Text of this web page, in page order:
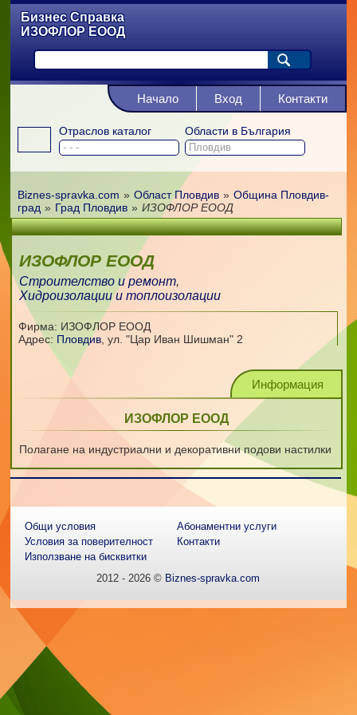
Бизнес Справка
ИЗОФЛОР ЕООД
Отраслов каталог Области в България
Начало Вход Контакти
Biznes-spravka.com » Област Пловдив » Община Пловдив-
град » Град Пловдив » ИЗОФЛОР ЕООД
ИЗОФЛОР ЕООД
Строителство и ремонт,
Хидроизолации и топлоизолации
Фирма: ИЗОФЛОР ЕООД
Адрес: Пловдив, ул. "Цар Иван Шишман" 2
Информация
ИЗОФЛОР ЕООД
Полагане на индустриални и декоративни подови настилки
Общи условия
Условия за поверителност
Използване на бисквитки
Абонаментни услуги
Контакти
2012 - 2026 © Biznes-spravka.com